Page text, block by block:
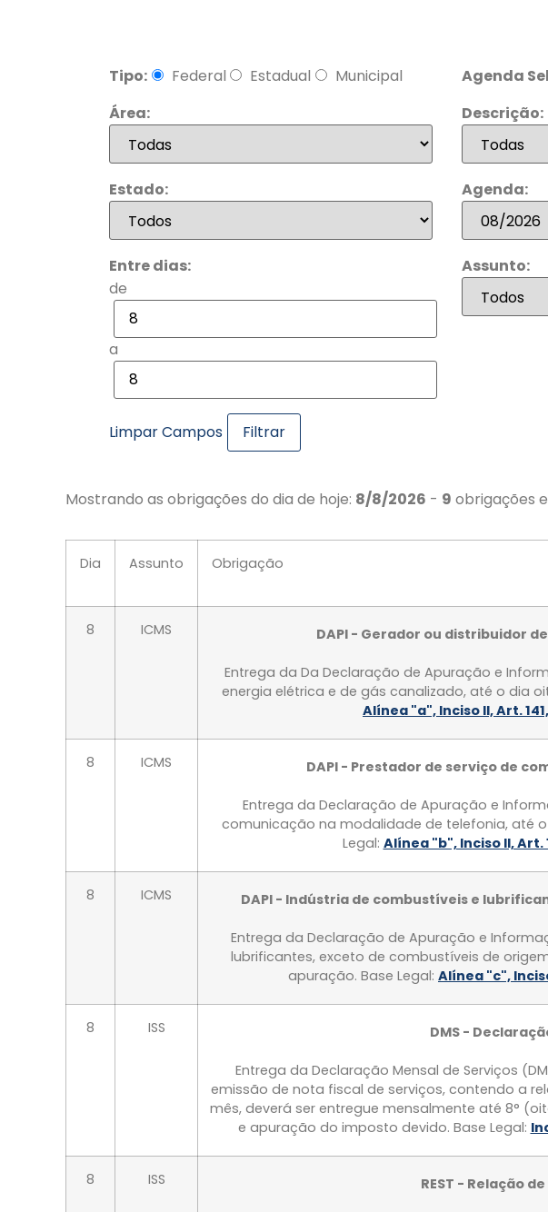
Tipo: Federal Estadual Municipal Agenda
Área:
Descrição:
Estado: Agenda:
Entre dias:
de
a
Assunto:
Limpar Campos
Mostrando as obrigações do dia de hoje: 8/8/2026 - 9 obrigações
Dia Assunto Obrigação
8 ICMS DAPI - Gerador ou distribuidor
Entrega da Da Declaração de Apuração e
energia elétrica e de gás canalizado, até o dia
Alínea "a", Inciso II, Art.
8 ICMS DAPI - Prestador de serviço de
Entrega da Declaração de Apuração e
comunicação na modalidade de telefonia, até
Legal: Alínea "b", Inciso II, Art.
8 ICMS DAPI - Indústria de combustíveis e
Entrega da Declaração de Apuração e
lubrificantes, exceto de combustíveis de
apuração. Base Legal: Alínea "c",
8 ISS DMS -
Entrega da Declaração Mensal de Serviços
emissão de nota fiscal de serviços, contendo a
mês, deverá ser entregue mensalmente até 8°
e apuração do imposto devido. Base Legal:
8 ISS REST - Relação